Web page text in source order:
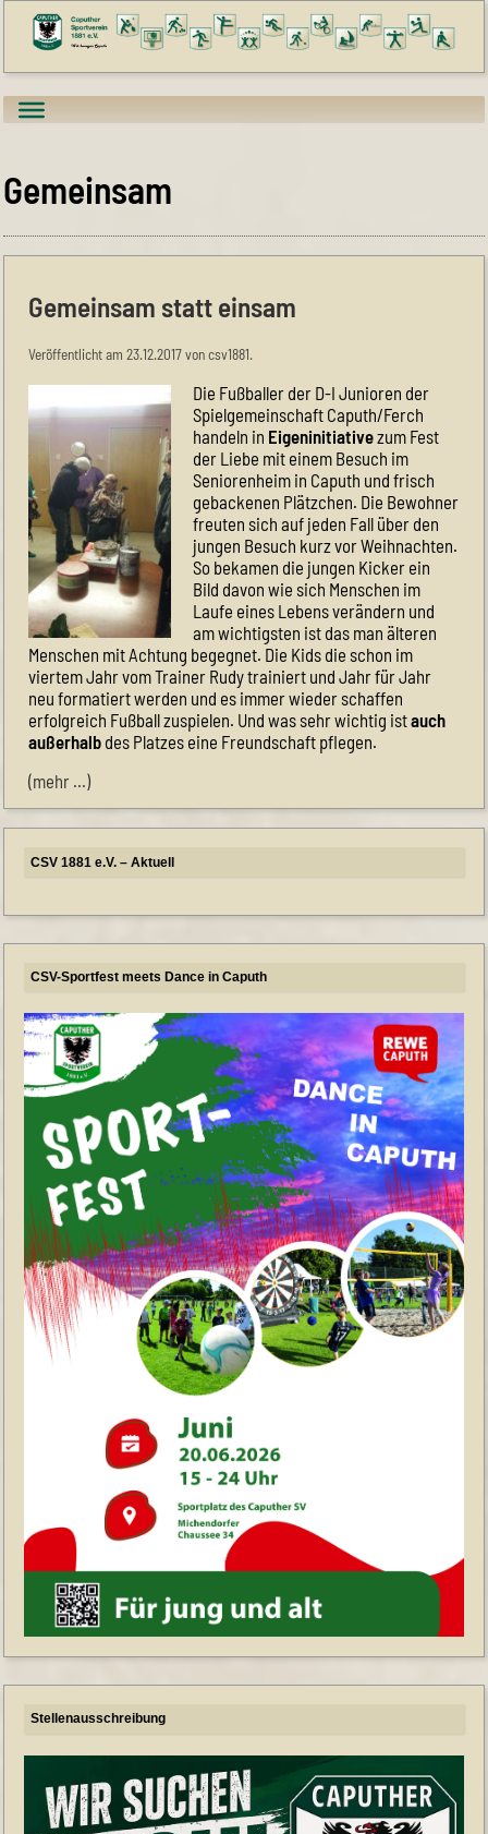
Gemeinsam
Gemeinsam statt einsam
Veröffentlicht am 23.12.2017 von csv1881.
Die Fußballer der D-I Junioren der
Spielgemeinschaft Caputh/Ferch
handeln in Eigeninitiativezum Fest
der Liebe mit einem Besuch im
Seniorenheim in Caputh und frisch
gebackenen Plätzchen. Die Bewohner
freuten sich auf jeden Fall über den
jungen Besuch kurz vor Weihnachten.
So bekamen die jungen Kicker ein
Bild davon wie sich Menschen im
Laufe eines Lebens verändern und
am wichtigsten ist das man älteren
Menschen mit Achtung begegnet. Die Kids die schon im
viertem Jahr vom Trainer Rudy trainiert und Jahr für Jahr
neu formatiert werden und es immer wieder schaffen
erfolgreich Fußball zuspielen. Und was sehr wichtig istauch
außerhalb des Platzes eine Freundschaft pflegen.
(mehr …)
CSV 1881 e.V. – Aktuell
CSV-Sportfest meets Dance in Caputh
Stellenausschreibung